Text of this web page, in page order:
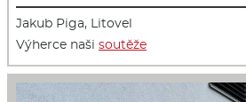
Jakub Piga, Litovel
Výherce naši soutěže